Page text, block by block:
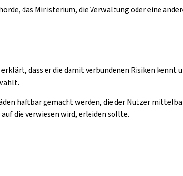
das Ministerium, die Verwaltung oder eine
dass er die damit verbundenen Risiken kennt
haftbar gemacht werden, die der Nutzer
die verwiesen wird, erleiden sollte.